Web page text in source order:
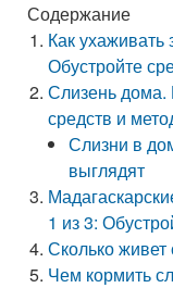
Содержание
Как
Обустройте
Слизень дома.
средств и
Слизни в
выглядят
1 из 3:
Сколько живет
Чем кормить